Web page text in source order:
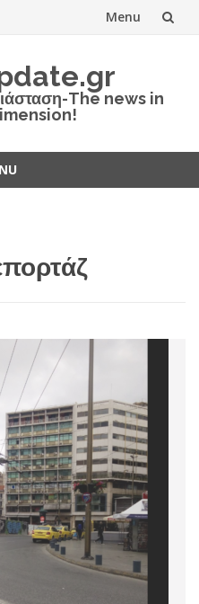
Menu
The news in